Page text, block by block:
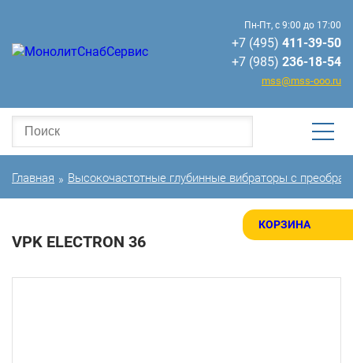
КОРЗИНА
Пн-Пт, с 9:00 до 17:00
+7 (495) 411-39-50
+7 (985) 236-18-54
mss@mss-ooo.ru
Главная » Высокочастотные глубинные вибраторы с
VPK ELECTRON 36